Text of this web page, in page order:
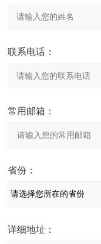
联系电话：
常用邮箱：
省份：
详细地址：